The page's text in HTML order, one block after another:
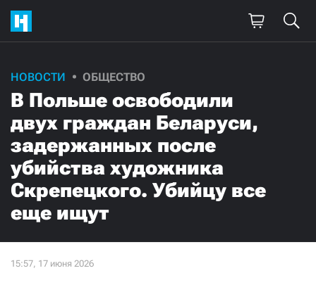
НОВОСТИ ОБЩЕСТВО
В Польше освободили
двух граждан Беларуси,
задержанных после
убийства художника
Скрепецкого. Убийцу все
еще ищут